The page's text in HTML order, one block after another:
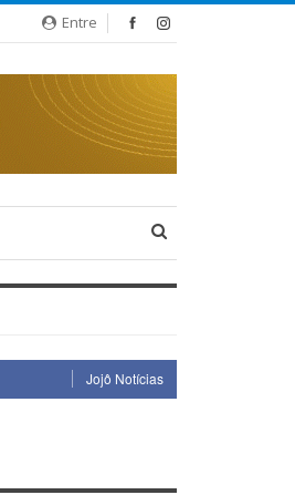
Entre
Jojô Notícias